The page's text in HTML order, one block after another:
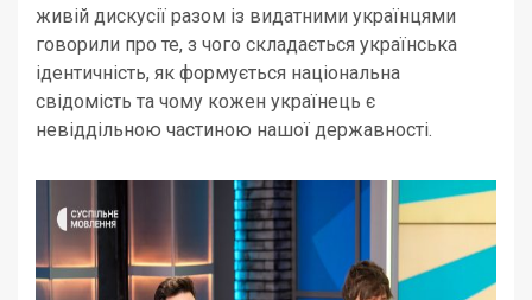
живій дискусії разом із видатними українцями
говорили про те, з чого складається українська
ідентичність, як формується національна
свідомість та чому кожен українець є
невіддільною частиною нашої державності.